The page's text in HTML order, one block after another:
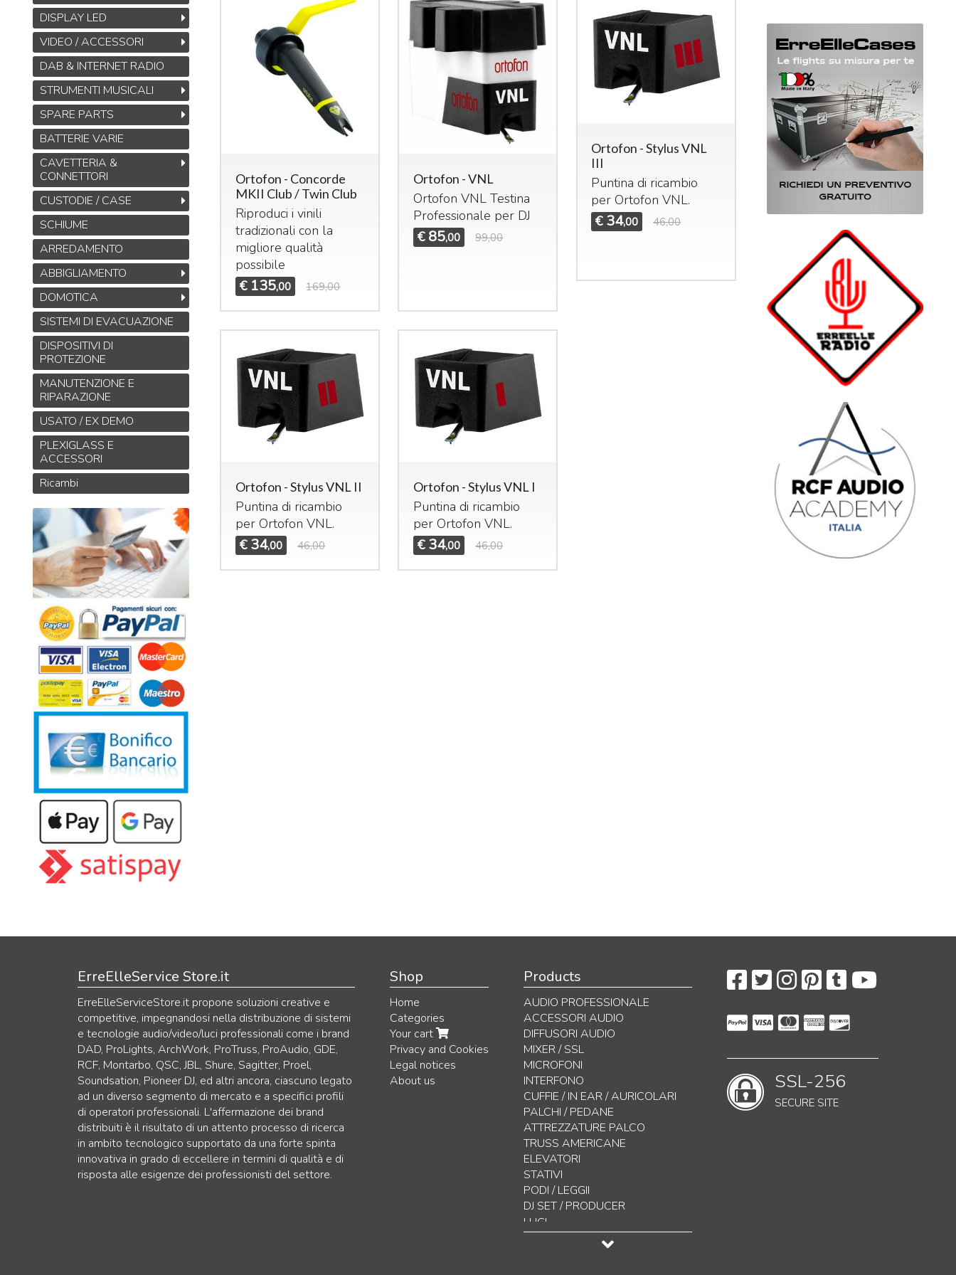
Ortofon - Concorde
MKII Club / Twin Club
Riproduci i vinili
tradizionali con la
migliore qualità
possibile
€ 135,00 169,00
Ortofon - VNL
OrtofonVNL Testina
Professionale per DJ
€ 85,00 99,00
Ortofon - Stylus VNL
III
Puntina di ricambio
per OrtofonVNL.
€ 34,00 46,00
Ortofon - Stylus VNL II
Puntina di ricambio
per OrtofonVNL.
€ 34,00 46,00
Ortofon - Stylus VNL I
Puntina di ricambio
per OrtofonVNL.
€ 34,00 46,00
DISPLAY LED
VIDEO / ACCESSORI
DAB & INTERNET RADIO
STRUMENTI MUSICALI
SPARE PARTS
BATTERIE VARIE
CAVETTERIA &
CONNETTORI
CUSTODIE / CASE
SCHIUME
ARREDAMENTO
ABBIGLIAMENTO
DOMOTICA
SISTEMI DI EVACUAZIONE
DISPOSITIVI DI
PROTEZIONE
MANUTENZIONE E
RIPARAZIONE
USATO / EX DEMO
PLEXIGLASS E
ACCESSORI
Ricambi
ErreElleService Store.it
ErreElleServiceStore.it propone soluzioni creative e
competitive, impegnandosi nella distribuzione di sistemi
e tecnologie audio/video/luci professionali come i brand
DAD, ProLights, ArchWork, ProTruss, ProAudio, GDE,
RCF, Montarbo, QSC, JBL, Shure, Sagitter, Proel,
Soundsation, Pioneer DJ, ed altri ancora, ciascuno legato
ad un diverso segmento di mercato e a specifici profili
di operatori professionali. L'affermazione dei brand
distribuiti è il risultato di un attento processo di ricerca
in ambito tecnologico supportato da una forte spinta
innovativa in grado di eccellere in termini di qualità e di
risposta alle esigenze dei professionisti del settore.
Shop
Home
Categories
Your cart
Privacy and Cookies
Legal notices
About us
Products
AUDIO PROFESSIONALE
ACCESSORI AUDIO
DIFFUSORI AUDIO
MIXER / SSL
MICROFONI
INTERFONO
CUFFIE / IN EAR / AURICOLARI
PALCHI / PEDANE
ATTREZZATURE PALCO
TRUSS AMERICANE
ELEVATORI
STATIVI
PODI / LEGGII
DJ SET / PRODUCER
Lettori & Sampler
Sintetitazzatori / Sequenzer
LUCI
CONTROLLO LUCI
SSL-256
SECURE SITE